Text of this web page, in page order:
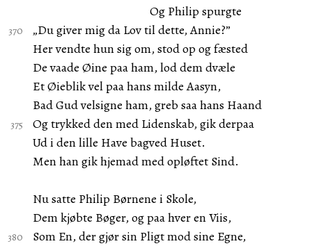
Og Philip spurgte
„Du giver mig da Lov til dette, Annie?”
Her vendte hun sig om, stod op og fæsted
De vaade Øine paa ham, lod dem dvæle
Et Øieblik vel paa hans milde Aasyn,
Bad Gud velsigne ham, greb saa hans Haand
Og trykked den med Lidenskab, gik derpaa
Ud i den lille Have bagved Huset.
Men han gik hjemad med opløftet Sind.
Nu satte Philip Børnene i Skole,
Dem kjøbte Bøger, og paa hver en Viis,
Som En, der gjør sin Pligt mod sine Egne,